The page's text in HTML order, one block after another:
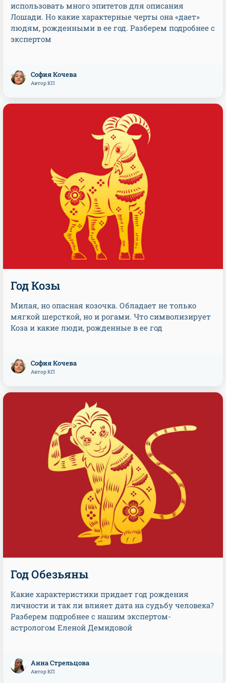
использовать много эпитетов для описания
Лошади. Но какие характерные черты она «дает»
людям, рожденными в ее год. Разберем подробнее с
экспертом
София Кочева
Автор КП
Год Козы
Милая, но опасная козочка. Обладает не только
мягкой шерсткой, но и рогами. Что символизирует
Коза и какие люди, рожденные в ее год
София Кочева
Автор КП
Год Обезьяны
Какие характеристики придает год рождения
личности и так ли влияет дата на судьбу человека?
Разберем подробнее с нашим экспертом-
астрологом Еленой Демидовой
Анна Стрельцова
Автор КП